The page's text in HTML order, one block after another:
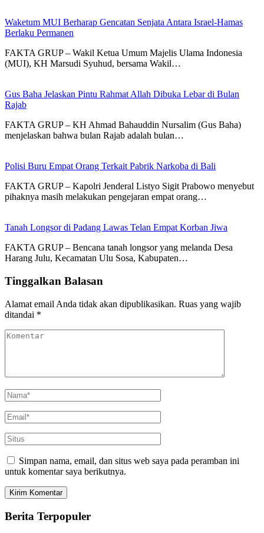
Waketum MUI Berharap Gencatan Senjata Antara Israel-Hamas
Berlaku Permanen
FAKTA GRUP – Wakil Ketua Umum Majelis Ulama Indonesia
(MUI), KH Marsudi Syuhud, bersama Wakil…
Gus Baha Jelaskan Pintu Rahmat Allah Dibuka Lebar di Bulan
Rajab
FAKTA GRUP – KH Ahmad Bahauddin Nursalim (Gus Baha)
menjelaskan bahwa bulan Rajab adalah bulan…
Polisi Buru Empat Orang Terkait Pabrik Narkoba di Bali
FAKTA GRUP – Kapolri Jenderal Listyo Sigit Prabowo menyebut
pihaknya masih melakukan pengejaran empat orang…
Tanah Longsor di Padang Lawas Telan Empat Korban Jiwa
FAKTA GRUP – Bencana tanah longsor yang melanda Desa
Harang Julu, Kecamatan Ulu Sosa, Kabupaten…
Tinggalkan Balasan
Alamat email Anda tidak akan dipublikasikan. Ruas yang wajib
ditandai *
Simpan nama, email, dan situs web saya pada peramban ini
untuk komentar saya berikutnya.
Berita Terpopuler